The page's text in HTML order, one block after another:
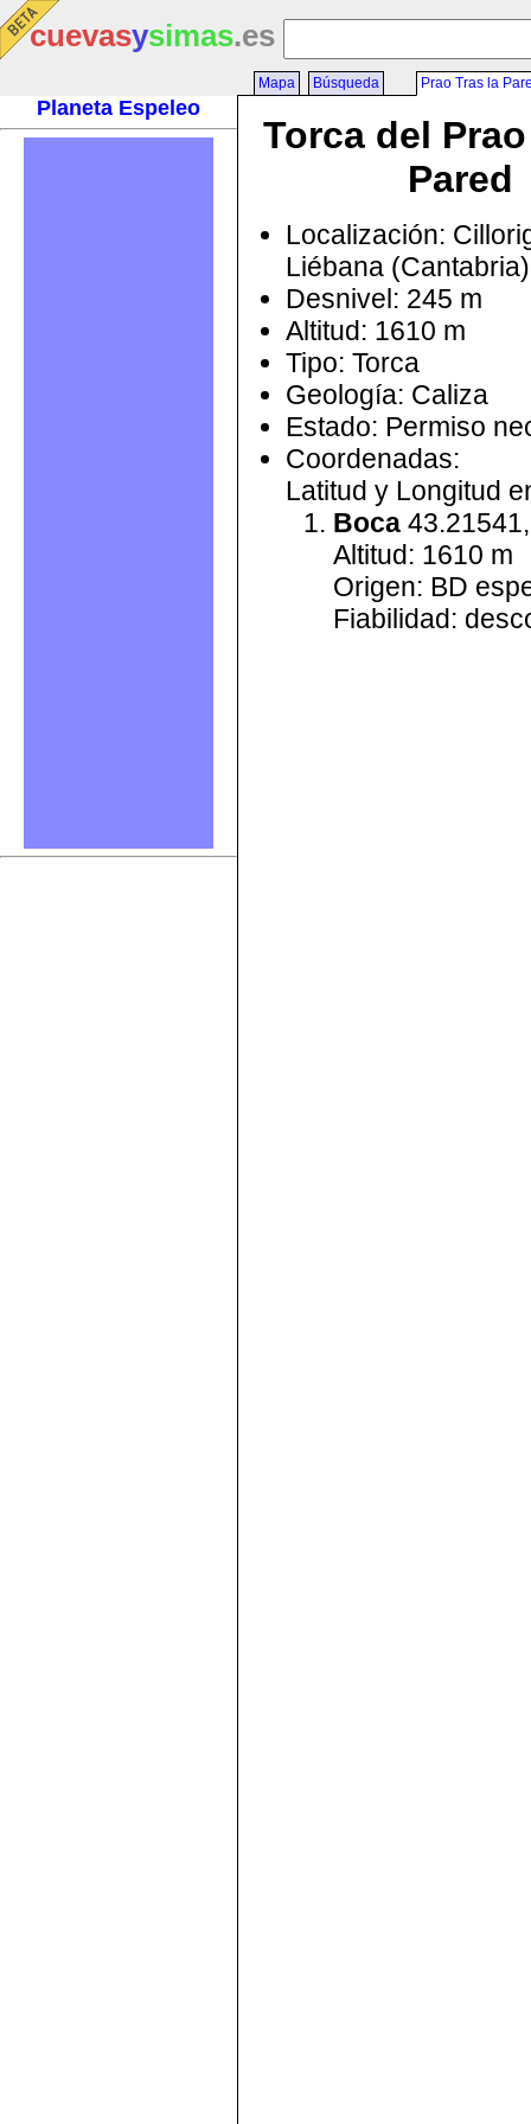
cuevasysimas.es
Planeta Espeleo
Mapa Búsqueda Prao Tras la
Torca del
Pared
Localización:
Liébana
Desnivel: 245 m
Altitud: 1610 m
Tipo: Torca
Geología: Caliza
Estado: Permiso
Coordenadas:
Latitud y Longitud
Boca
Altitud: 1610 m
Origen: BD
Fiabilidad: